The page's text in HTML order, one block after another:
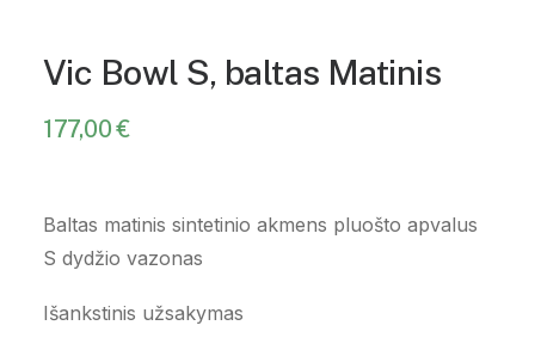
Vic Bowl S, baltas Matinis
177,00€
Baltas matinis sintetinio akmens pluošto apvalus
S dydžio vazonas
Išankstinis užsakymas